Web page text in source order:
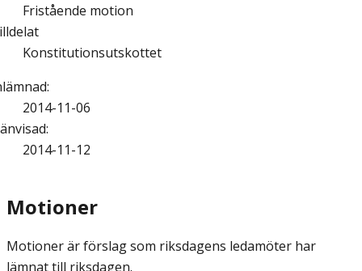
Fristående motion
Konstitutionsutskottet
:
2014-11-06
:
2014-11-12
Motioner
Motioner är förslag som riksdagens ledamöter har
lämnat till riksdagen.